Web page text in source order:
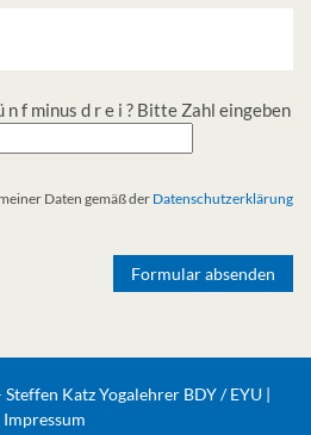
f minus d r e i ? Bitte Zahl eingeben
Daten gemäß der Datenschutzerklärung
Katz Yogalehrer BDY / EYU |
Impressum